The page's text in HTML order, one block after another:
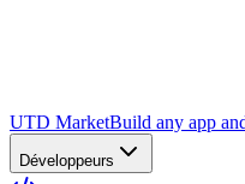
UTD MarketBuild any app
Développeurs